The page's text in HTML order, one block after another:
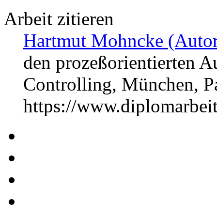
Arbeit zitieren
Hartmut Mohncke
den prozeßorientierten
Controlling, München,
https://